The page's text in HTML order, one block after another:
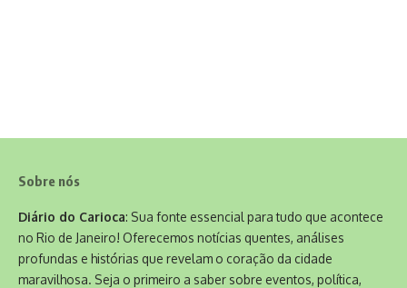
Sobre nós
Diário do Carioca: Sua fonte essencial para tudo que acontece
no Rio de Janeiro! Oferecemos notícias quentes, análises
profundas e histórias que revelam o coração da cidade
maravilhosa. Seja o primeiro a saber sobre eventos, política,